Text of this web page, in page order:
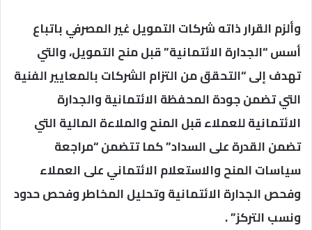
وألزم القرار ذاته شركات التمويل غير المصرفي باتباع
أسس “الجدارة الائتمانية” قبل منح التمويل، والتي
تهدف إلى “التحقق من التزام الشركات بالمعايير الفنية
التي تضمن جودة المحفظة الائتمانية والجدارة
الائتمانية للعملاء قبل المنح والملاءة المالية التي
تضمن القدرة على السداد” كما تتضمن “مراجعة
سياسات المنح والاستعلام الائتماني على العملاء
وفحص الجدارة الائتمانية وتحليل المخاطر وفحص حدود
ونسب التركز” .